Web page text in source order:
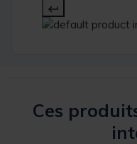
Ces